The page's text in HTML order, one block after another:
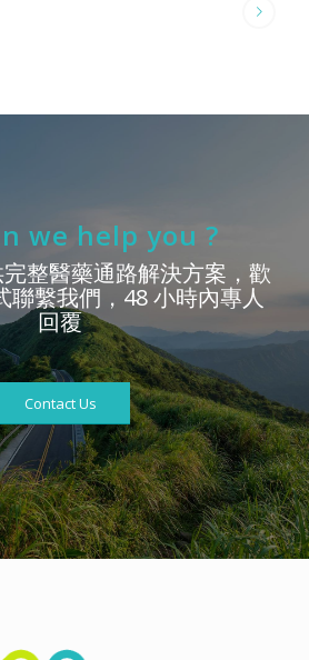
we help you ?
整醫藥通路解決方案，歡
聯繫我們，48 小時內專人
回覆
Contact Us